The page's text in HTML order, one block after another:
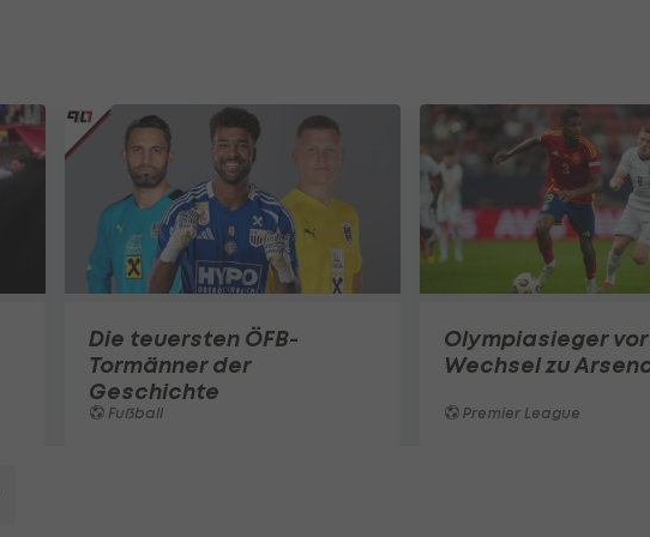
Die teuersten ÖFB-
Tormänner der
Geschichte
Fußball
Olympiasieger vor
Wechsel zu
Premier League